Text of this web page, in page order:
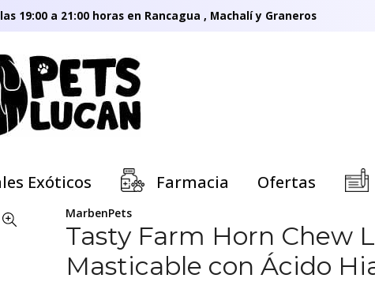
19:00 a 21:00 horas en Rancagua , Machalí y Graneros
Exóticos Farmacia Ofertas
MarbenPets
Tasty Farm Horn Chew
Masticable con Ácido